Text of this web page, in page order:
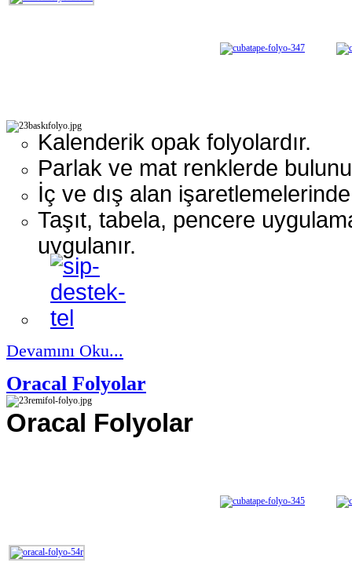
Kalenderik opak folyolardır.
Parlak ve mat renklerde
İç ve dış alan işaretlemelerinde
Taşıt, tabela, pencere
uygulanır.
Devamını Oku...
Oracal Folyolar
Oracal Folyolar